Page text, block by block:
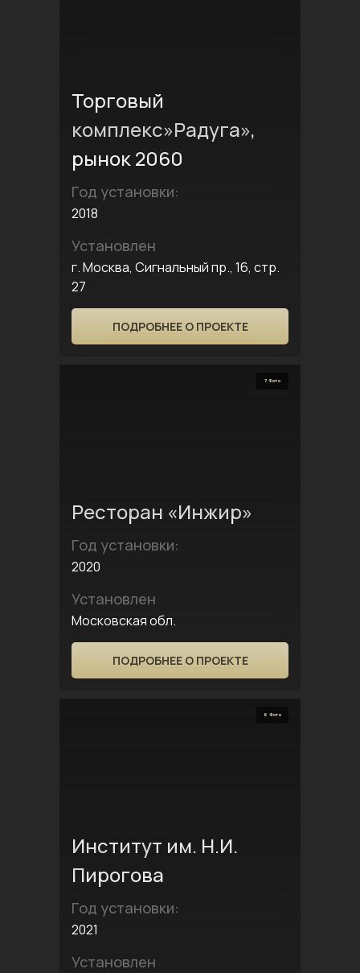
Торговый
комплекс»Радуга»,
рынок 2060
Год установки:
2018
Установлен
г. Москва, Сигнальный пр., 16, стр.
27
ПОДРОБНЕЕ О ПРОЕКТЕ
7 Фото
Ресторан «Инжир»
Год установки:
2020
Установлен
Московская обл.
ПОДРОБНЕЕ О ПРОЕКТЕ
6 Фото
Институт им. Н.И.
Пирогова
Год установки:
2021
Установлен